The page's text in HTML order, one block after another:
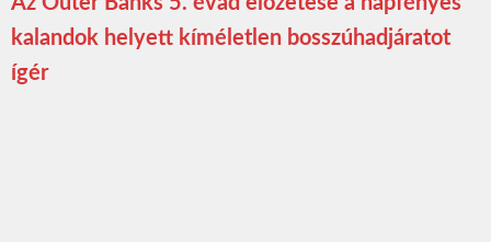
kalandok helyett kíméletlen bosszúhadjáratot
ígér